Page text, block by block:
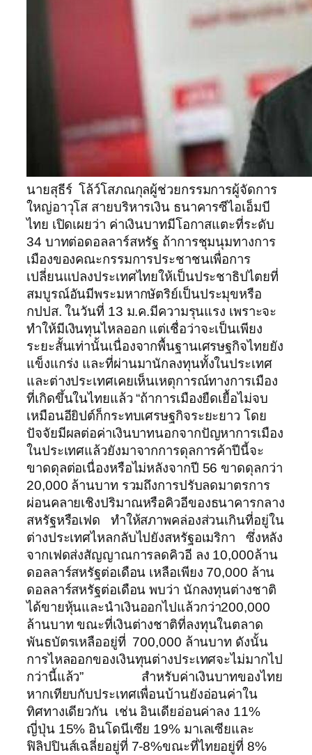
นายสุธีร์ โล้ว์โสภณกุลผู้ช่วยกรรมการผู้จัดการ
ใหญ่อาวุโส สายบริหารเงิน ธนาคารซีไอเอ็มบี
ไทย เปิดเผยว่า ค่าเงินบาทมีโอกาสแตะที่ระดับ
34 บาทต่อดอลลาร์สหรัฐ ถ้าการชุมนุมทางการ
เมืองของคณะกรรมการประชาชนเพื่อการ
เปลี่ยนแปลงประเทศไทยให้เป็นประชาธิปไตยที่
สมบูรณ์อันมีพระมหากษัตริย์เป็นประมุขหรือ
กปปส. ในวันที่ 13 ม.ค.มีความรุนแรง เพราะจะ
ทำให้มีเงินทุนไหลออก แต่เชื่อว่าจะเป็นเพียง
ระยะสั้นเท่านั้นเนื่องจากพื้นฐานเศรษฐกิจไทยยัง
แข็งแกร่ง และที่ผ่านมานักลงทุนทั้งในประเทศ
และต่างประเทศเคยเห็นเหตุการณ์ทางการเมือง
ที่เกิดขึ้นในไทยแล้ว “ถ้าการเมืองยืดเยื้อไม่จบ
เหมือนอียิปต์ก็กระทบเศรษฐกิจระยะยาว โดย
ปัจจัยมีผลต่อค่าเงินบาทนอกจากปัญหาการเมือง
ในประเทศแล้วยังมาจากการดุลการค้าปีนี้จะ
ขาดดุลต่อเนื่องหรือไม่หลังจากปี 56 ขาดดุลกว่า
20,000 ล้านบาท รวมถึงการปรับลดมาตรการ
ผ่อนคลายเชิงปริมาณหรือคิวอีของธนาคารกลาง
สหรัฐหรือเฟด ทำให้สภาพคล่องส่วนเกินที่อยู่ใน
ต่างประเทศไหลกลับไปยังสหรัฐอเมริกา ซึ่งหลัง
จากเฟดส่งสัญญาณการลดคิวอี ลง 10,000ล้าน
ดอลลาร์สหรัฐต่อเดือน เหลือเพียง 70,000 ล้าน
ดอลลาร์สหรัฐต่อเดือน พบว่า นักลงทุนต่างชาติ
ได้ขายหุ้นและนำเงินออกไปแล้วกว่า200,000
ล้านบาท ขณะที่เงินต่างชาติที่ลงทุนในตลาด
พันธบัตรเหลืออยู่ที่ 700,000 ล้านบาท ดังนั้น
การไหลออกของเงินทุนต่างประเทศจะไม่มากไป
กว่านี้แล้ว” สำหรับค่าเงินบาทของไทย
หากเทียบกับประเทศเพื่อนบ้านยังอ่อนค่าใน
ทิศทางเดียวกัน เช่น อินเดียอ่อนค่าลง 11%
ญี่ปุ่น 15% อินโดนีเซีย 19% มาเลเซียและ
ฟิลิปปินส์เฉลี่ยอยู่ที่ 7-8%ขณะที่ไทยอยู่ที่ 8%